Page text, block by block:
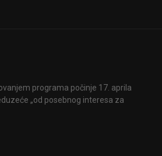
programa počinje 17. aprila
„od posebnog interesa za